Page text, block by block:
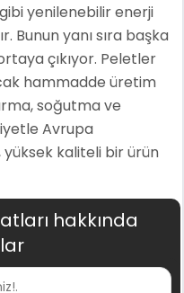
yenilenebilir enerji
Bunun yanı sıra başka
çıkıyor. Peletler
hammadde üretim
soğutma ve
Avrupa
kaliteli bir ürün
hakkında